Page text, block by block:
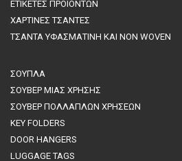
ΕΤΙΚΕΤΕΣ ΠΡΟΪΟΝΤΩΝ
ΧΑΡΤΙΝΕΣ ΤΣΑΝΤΕΣ
ΤΣΑΝΤΑ ΥΦΑΣΜΑΤΙΝΗ ΚΑΙ NON WOVEN
ΣΟΥΠΛΑ
ΣΟΥΒΕΡ ΜΙΑΣ ΧΡΗΣΗΣ
ΣΟΥΒΕΡ ΠΟΛΛΑΠΛΩΝ ΧΡΗΣΕΩΝ
KEY FOLDERS
DOOR HANGERS
LUGGAGE TAGS